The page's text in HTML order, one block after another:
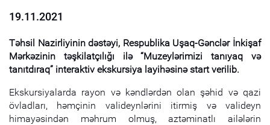
19.11.2021
Təhsil Nazirliyinin dəstəyi, Respublika Uşaq-Gənclər İnkişaf
Mərkəzinin təşkilatçılığı ilə “Muzeylərimizi tanıyaq və
tanıtdıraq” interaktiv ekskursiya layihəsinə start verilib.
Ekskursiyalarda rayon və kəndlərdən olan şəhid və qazi
övladları, həmçinin valideynlərini itirmiş və valideyn
himayəsindən məhrum olmuş, aztəminatlı ailələrin